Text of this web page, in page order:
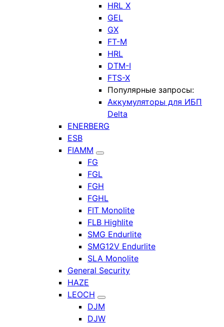
HRL X
GEL
GX
FT-M
HRL
DTM-I
FTS-X
Популярные запросы:
Аккумуляторы для ИБП
Delta
ENERBERG
ESB
FIAMM
FG
FGL
FGH
FGHL
FIT Monolite
FLB Highlite
SMG Endurlite
SMG12V Endurlite
SLA Monolite
General Security
HAZE
LEOCH
DJM
DJW